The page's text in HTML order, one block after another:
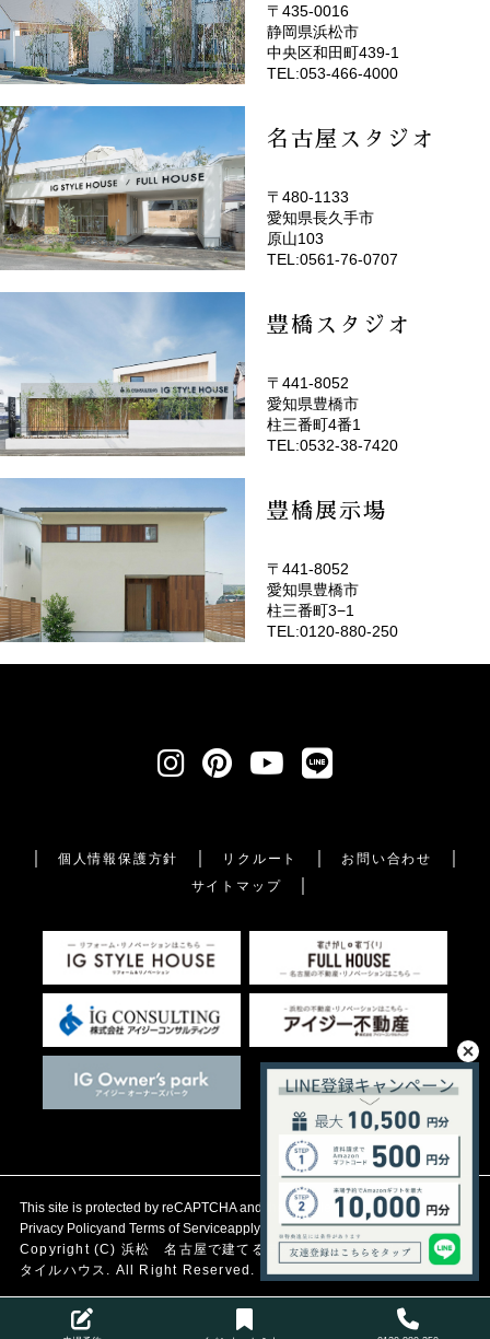
(EMOTOP浜松)
〒435-0016
静岡県浜松市
中央区和田町439-1
TEL:053-466-4000
名古屋スタジオ
(EMOTOP名古屋)
〒480-1133
愛知県長久手市
原山103
TEL:0561-76-0707
豊橋スタジオ
(EMOTOP豊橋)
〒441-8052
愛知県豊橋市
柱三番町4番1
TEL:0532-38-7420
豊橋展示場
〒441-8052
愛知県豊橋市
柱三番町3−1
TEL:0120-880-250
個人情報保護方針 リクルート
お問い合わせ
サイトマップ
This site is protected by reCAPTCHA and the Google
Privacy Policyand Terms of Serviceapply.
Copyright (C) 浜松 名古屋で建てる自然素材の注文住宅アイジース
タイルハウス. All Right Reserved.